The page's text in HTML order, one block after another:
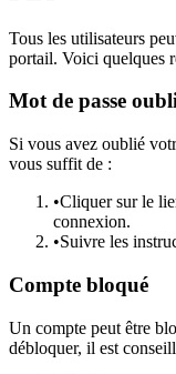
Tous les utilisateurs
portail. Voici quelques
Mot de passe
Si vous avez oublié
vous suffit de :
•Cliquer sur le
connexion.
•Suivre les
Compte bloqué
Un compte peut être
débloquer, il est